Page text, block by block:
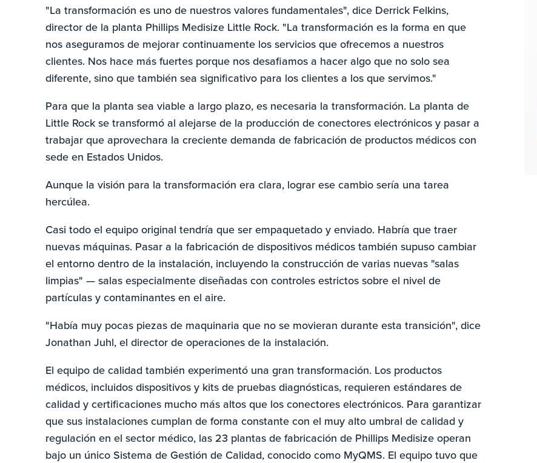
"La transformación es uno de nuestros valores fundamentales", dice Derrick Felkins,
director de la planta Phillips Medisize Little Rock. "La transformación es la forma en que
nos aseguramos de mejorar continuamente los servicios que ofrecemos a nuestros
clientes. Nos hace más fuertes porque nos desafiamos a hacer algo que no solo sea
diferente, sino que también sea significativo para los clientes a los que servimos."
Para que la planta sea viable a largo plazo, es necesaria la transformación. La planta de
Little Rock se transformó al alejarse de la producción de conectores electrónicos y pasar a
trabajar que aprovechara la creciente demanda de fabricación de productos médicos con
sede en Estados Unidos.
Aunque la visión para la transformación era clara, lograr ese cambio sería una tarea
hercúlea.
Casi todo el equipo original tendría que ser empaquetado y enviado. Habría que traer
nuevas máquinas. Pasar a la fabricación de dispositivos médicos también supuso cambiar
el entorno dentro de la instalación, incluyendo la construcción de varias nuevas "salas
limpias" — salas especialmente diseñadas con controles estrictos sobre el nivel de
partículas y contaminantes en el aire.
"Había muy pocas piezas de maquinaria que no se movieran durante esta transición", dice
Jonathan Juhl, el director de operaciones de la instalación.
El equipo de calidad también experimentó una gran transformación. Los productos
médicos, incluidos dispositivos y kits de pruebas diagnósticas, requieren estándares de
calidad y certificaciones mucho más altos que los conectores electrónicos. Para garantizar
que sus instalaciones cumplan de forma constante con el muy alto umbral de calidad y
regulación en el sector médico, las 23 plantas de fabricación de Phillips Medisize operan
bajo un único Sistema de Gestión de Calidad, conocido como MyQMS. El equipo tuvo que